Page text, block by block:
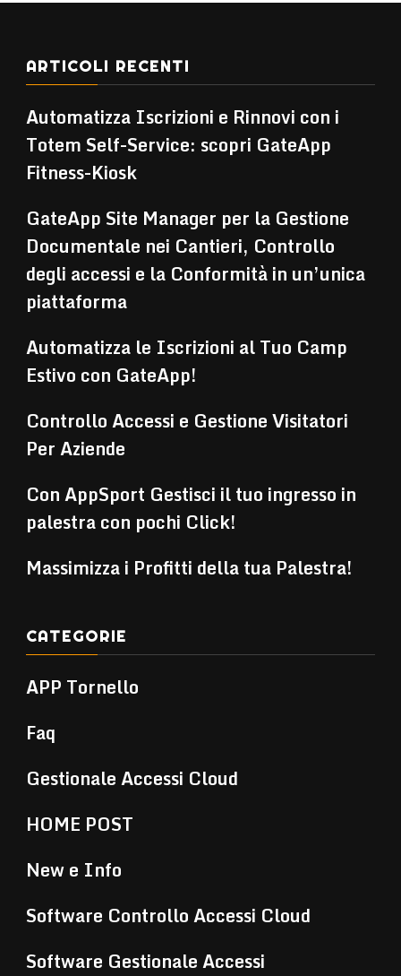
ARTICOLI RECENTI
Automatizza Iscrizioni e Rinnovi con i
Totem Self-Service: scopri GateApp
Fitness-Kiosk
GateApp Site Manager per la Gestione
Documentale nei Cantieri, Controllo
degli accessi e la Conformità in un’unica
piattaforma
Automatizza le Iscrizioni al Tuo Camp
Estivo con GateApp!
Controllo Accessi e Gestione Visitatori
Per Aziende
Con AppSport Gestisci il tuo ingresso in
palestra con pochi Click!
Massimizza i Profitti della tua Palestra!
CATEGORIE
APP Tornello
Faq
Gestionale Accessi Cloud
HOME POST
New e Info
Software Controllo Accessi Cloud
Software Gestionale Accessi